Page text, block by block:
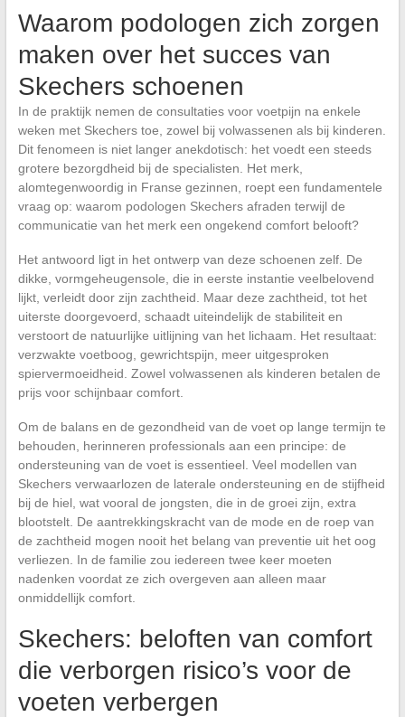
Waarom podologen zich zorgen
maken over het succes van
Skechers schoenen
In de praktijk nemen de consultaties voor voetpijn na enkele
weken met Skechers toe, zowel bij volwassenen als bij kinderen.
Dit fenomeen is niet langer anekdotisch: het voedt een steeds
grotere bezorgdheid bij de specialisten. Het merk,
alomtegenwoordig in Franse gezinnen, roept een fundamentele
vraag op: waarom podologen Skechers afraden terwijl de
communicatie van het merk een ongekend comfort belooft?
Het antwoord ligt in het ontwerp van deze schoenen zelf. De
dikke, vormgeheugensole, die in eerste instantie veelbelovend
lijkt, verleidt door zijn zachtheid. Maar deze zachtheid, tot het
uiterste doorgevoerd, schaadt uiteindelijk de stabiliteit en
verstoort de natuurlijke uitlijning van het lichaam. Het resultaat:
verzwakte voetboog, gewrichtspijn, meer uitgesproken
spiervermoeidheid. Zowel volwassenen als kinderen betalen de
prijs voor schijnbaar comfort.
Om de balans en de gezondheid van de voet op lange termijn te
behouden, herinneren professionals aan een principe: de
ondersteuning van de voet is essentieel. Veel modellen van
Skechers verwaarlozen de laterale ondersteuning en de stijfheid
bij de hiel, wat vooral de jongsten, die in de groei zijn, extra
blootstelt. De aantrekkingskracht van de mode en de roep van
de zachtheid mogen nooit het belang van preventie uit het oog
verliezen. In de familie zou iedereen twee keer moeten
nadenken voordat ze zich overgeven aan alleen maar
onmiddellijk comfort.
Skechers: beloften van comfort
die verborgen risico’s voor de
voeten verbergen